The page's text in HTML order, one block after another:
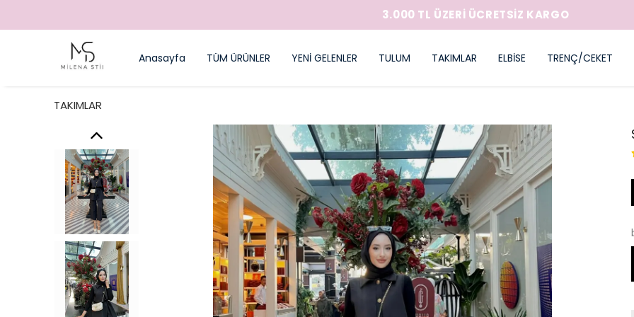
Anasayfa TÜM ÜRÜNLER YENİ GELENLER TULUM TAKIMLAR ELBİSE TRENÇ/CEKET
TAKIMLAR